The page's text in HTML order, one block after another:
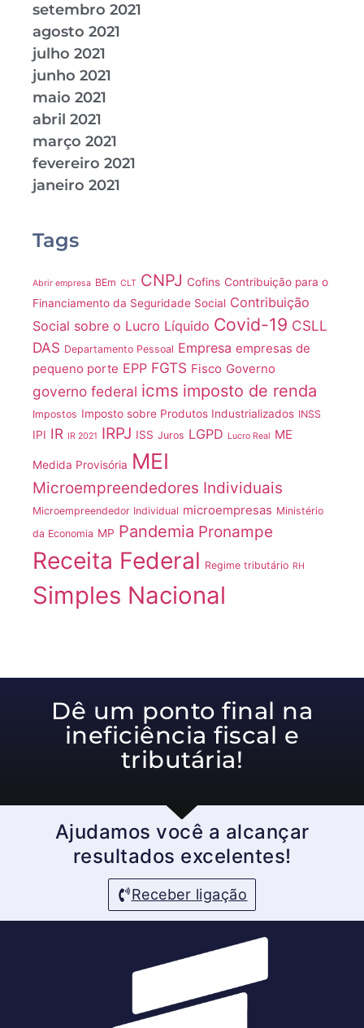
setembro 2021
agosto 2021
julho 2021
junho 2021
maio 2021
abril 2021
março 2021
fevereiro 2021
janeiro 2021
Tags
Abrir empresa BEm CLT CNPJ Cofins Contribuição para o
Financiamento da Seguridade Social Contribuição
Social sobre o Lucro Líquido Covid-19 CSLL
DAS Departamento Pessoal Empresa empresas de
pequeno porte EPP FGTS Fisco Governo
governo federal icms imposto de renda
Impostos Imposto sobre Produtos Industrializados INSS
IPI IR IR 2021 IRPJ ISS Juros LGPD Lucro Real ME
Medida Provisória MEI
Microempreendedores Individuais
Microempreendedor Individual microempresas Ministério
da Economia MP Pandemia Pronampe
Receita Federal Regime tributário RH
Simples Nacional
Dê um ponto final na
ineficiência fiscal e
tributária!
Ajudamos você a alcançar
resultados excelentes!
Receber ligação